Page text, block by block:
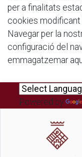
per a finalitats
cookies modificant
Navegar per la
configuració del
emmagatzemar
Powered by